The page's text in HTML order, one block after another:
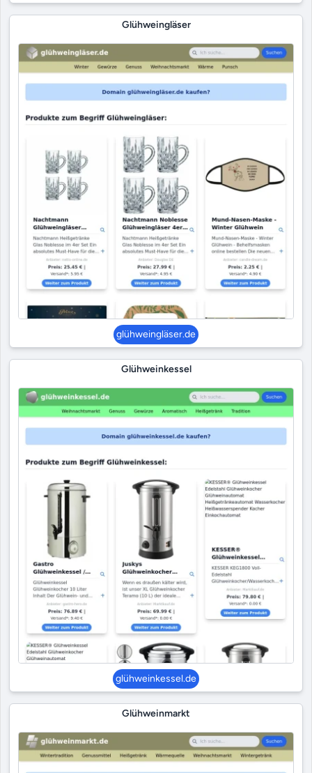
Glühweingläser
glühweingläser.de
Glühweinkessel
glühweinkessel.de
Glühweinmarkt